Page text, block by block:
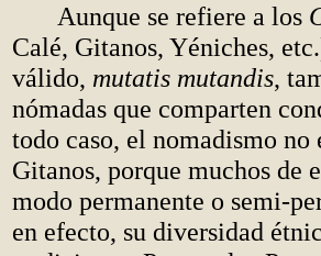
Aunque se refiere a los
Calé, Gitanos, Yéniches,
válido, mutatis mutandis,
nómadas que comparten
todo caso, el nomadismo
Gitanos, porque muchos de
modo permanente o semi-
en efecto, su diversidad